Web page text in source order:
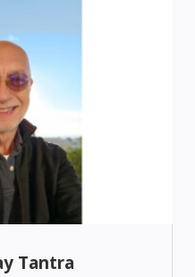
Tantra